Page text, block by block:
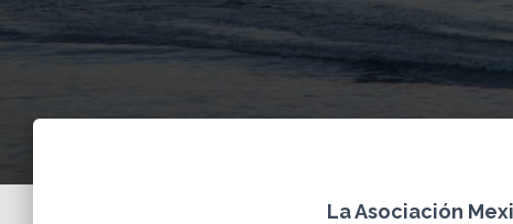
La Asociación